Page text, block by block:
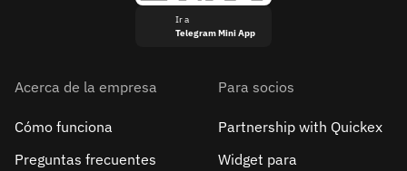
Ir a
Telegram Mini App
Acerca de la empresa
Cómo funciona
Preguntas frecuentes
Para socios
Partnership with Quickex
Widget para